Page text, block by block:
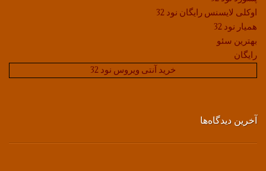
اوکلی لایسنس رایگان نود 32
همیار نود 32
بهترین سئو
رایگان
خرید آنتی ویروس نود 32
آخرین دیدگاه‌ها